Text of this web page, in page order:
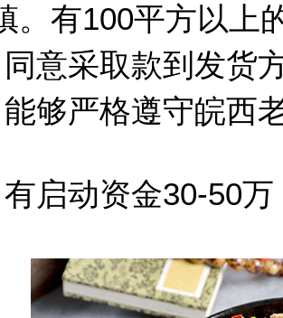
。有100平方以上
采取款到发货
严格遵守皖西老
动资金30-50万